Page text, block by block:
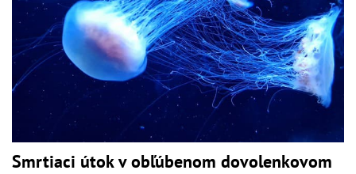
Smrtiaci útok v obľúbenom dovolenkovom